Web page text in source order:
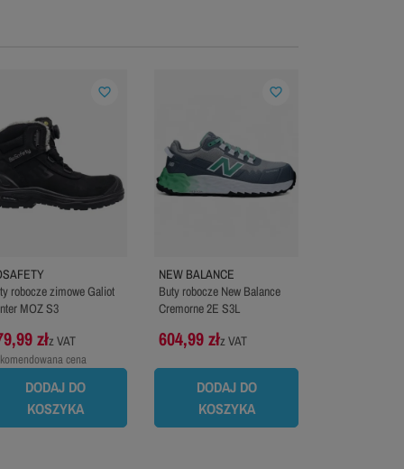
robocze zimowe Galiot
MOZ S3
złz VAT
cena
DODAJ DO
KOSZYKA
favorite_border
NEW BALANCE
Buty robocze New Balance
Cremorne 2E S3L
604,99 złz VAT
DODAJ DO
KOSZYKA
favorite_border